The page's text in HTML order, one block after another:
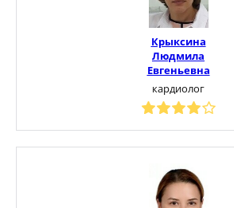
Крыксина
Людмила
Евгеньевна
кардиолог